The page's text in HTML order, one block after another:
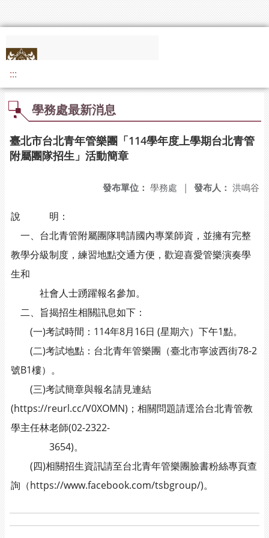
:::
學務處最新消息
臺北市台北青年管樂團「114學年度上學期台北青管
附屬團隊招生」活動簡章
發布人： 洪鳴谷
發布單位： 學務處 |
說 明：
一、台北青管附屬團隊聘請國內專業師資，並擁有完整
教學分級制度，練習地點交通方便，歡迎喜愛管樂演奏學
生和
社會人士踴躍報名參加。
二、旨揭招生相關訊息如下：
(一)考試時間：114年8月16日 (星期六）下午1點。
(二)考試地點：台北青年管樂團（臺北市寧波西街78-2
號B1樓）。
(三)考試簡章與報名請見連結
(https://reurl.cc/V0XOMN)；相關問題請逕洽台北青管教
學主任林老師(02-2322-
3654)。
(四)相關招生資訊請至台北青年管樂團臉書粉絲專頁查
詢（https://www.facebook.com/tsbgroup/)。